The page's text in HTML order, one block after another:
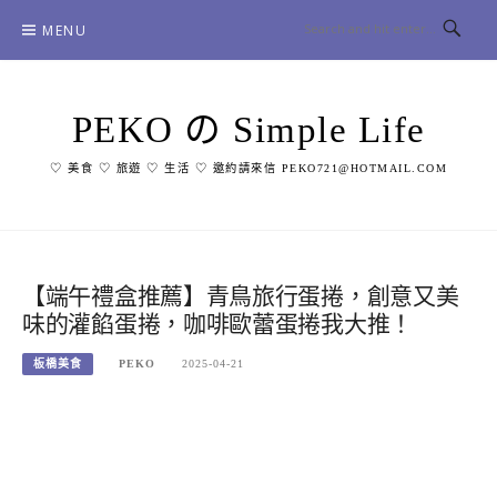
content
MENU
PEKO の Simple Life
♡ 美食 ♡ 旅遊 ♡ 生活 ♡ 邀約請來信 PEKO721@HOTMAIL.COM
【端午禮盒推薦】青鳥旅行蛋捲，創意又美
味的灌餡蛋捲，咖啡歐蕾蛋捲我大推！
板橋美食 PEKO 2025-04-21